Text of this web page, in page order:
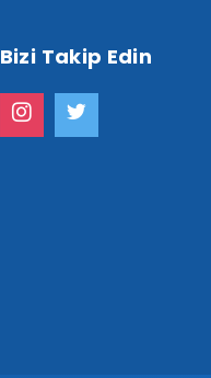
Bizi Takip Edin